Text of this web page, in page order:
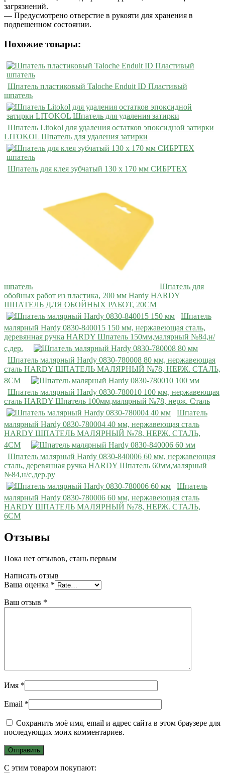
загрязнений.
— Предусмотрено отверстие в рукояти для хранения в
подвешенном состоянии.
Похожие товары:
Шпатель пластиковый Taloche Enduit ID Пластивый
шпатель
Шпатель Litokol для удаления остатков эпоксидной затирки
LITOKOL Шпатель для удаления затирки
Шпатель для клея зубчатый 130 х 170 мм СИБРТЕХ
шпатель
Шпатель для
обойных работ из пластика, 200 мм Hardy HARDY
ШПАТЕЛЬ ДЛЯ ОБОЙНЫХ РАБОТ, 20СМ
Шпатель
малярный Hardy 0830-840015 150 мм, нержавеющая сталь,
деревянная ручка HARDY Шпатель 150мм,малярный №84,н/
с,дер.
Шпатель малярный Hardy 0830-780008 80 мм, нержавеющая
сталь HARDY ШПАТЕЛЬ МАЛЯРНЫЙ №78, НЕРЖ. СТАЛЬ,
8СМ
Шпатель малярный Hardy 0830-780010 100 мм, нержавеющая
сталь HARDY Шпатель 100мм,малярный №78, нерж. Сталь
Шпатель
малярный Hardy 0830-780004 40 мм, нержавеющая сталь
HARDY ШПАТЕЛЬ МАЛЯРНЫЙ №78, НЕРЖ. СТАЛЬ,
4СМ
Шпатель малярный Hardy 0830-840006 60 мм, нержавеющая
сталь, деревянная ручка HARDY Шпатель 60мм,малярный
№84,н/с,дер.ру
Шпатель
малярный Hardy 0830-780006 60 мм, нержавеющая сталь
HARDY ШПАТЕЛЬ МАЛЯРНЫЙ №78, НЕРЖ. СТАЛЬ,
6СМ
Отзывы
Пока нет отзывов, стань первым
Написать отзыв
Ваша оценка *
Ваш отзыв *
Имя *
Email *
Сохранить моё имя, email и адрес сайта в этом браузере для
последующих моих комментариев.
С этим товаром покупают: